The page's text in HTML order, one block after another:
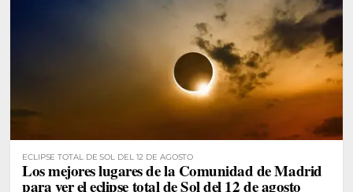
ECLIPSE TOTAL DE SOL DEL 12 DE AGOSTO
Los mejores lugares de la Comunidad de Madrid
para ver el eclipse total de Sol del 12 de agosto